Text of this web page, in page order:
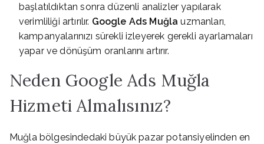
başlatıldıktan sonra düzenli analizler yapılarak
verimliliği artırılır. Google Ads Muğla uzmanları,
kampanyalarınızı sürekli izleyerek gerekli ayarlamaları
yapar ve dönüşüm oranlarını artırır.
Neden Google Ads Muğla
Hizmeti Almalısınız?
Muğla bölgesindedaki büyük pazar potansiyelinden en